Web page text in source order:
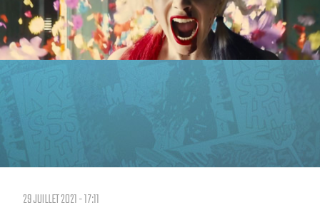
29 JUILLET 2021 - 17:11